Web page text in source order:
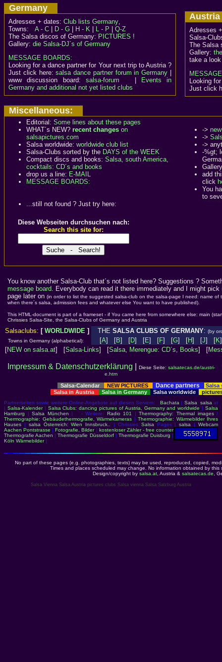
Germany
Adresses + dates: Club lists Germany,
Towns: A - C D - G H - K L - P
Q-Z
The Salsa discos of Germany: PICTURES !
Gallery: die Salsa-DJ´s of Germany
MESSAGE BOARDS:
Looking for a dance partner for Your next trip to Austria ?
Just click here:salsa dance partner forum in Germany
www discussion board: salsa-forum
Events in
Germany and additional not yet listed clubs
Adresses
Salsa-
The Salsa
Gallery:
take a
Looking
Just click
Miscellaneous:
Editorial: Some lines about these pages
WHAT´s NEW? recent changes on
salsapictures.com
Salsa worldwide: worldwide club list
Salsa-Clubs sorted by the DAYS of the WEEK
Compact discs and books: Salsa, south America,
cocktails: CD´s and books
drop us a line: E-MAIL
MESSAGE BOARDS:
...still not found ? Just try here:
->
->
->
-%gt;
add
click
You
to
Diese Webseiten durchsuchen nach:
Search this site for:
You know another Salsa-Club that´s not listed here? Suggestions ?
message board. Everybody can read it there immediately and I might
page later on (in order to list the suggested salsa-club on the salsa-page I need: name
when there´s salsa, admission fees and whatever else You want to have published).
This HTML-document is part of a frameset - if You came here from somewhere else: main
Chrissies Salsa-Site, the Salsa-Clubs of Germany and Austria
Salsaclubs: [ WORLDWIDE ] THE SALSA CLUBS OF GERMANY: (by
Towns in Germany (alphabetical):
[A] [B] [D] [E] [F] [G] [H] [J] [K
[NEW on salsa.at] [Salsa-Links] [Salsa, Merengue: CD´s, Books] [
Impressum & Datenschutzerklärung Diese Seite: salsatecas.de/austri-
e.htm
Salsa-Calendar NEW PICTURES Dance partners
Salsa
Salsa in Austria
Salsa in Germany Salsa worldwide
Partnerseiten sowie weitere Online-Angebote auf diesen Servern: Bachata | Salsa:salsa .at
| Salsa-Kalender| Salsa Clubs: dancing pictures of Austria, Germany and worldwide |Salsa
Hamburg |Salsa München | - Weitere: Radio 101 |Thermography: Thermal images/
Thermographie: Gebäudethermografie, Wärmekameras | Thermographie: Wärmebilder Ihres
Hauses | salsa Österreich: Wien Innsbruck.. | Chrissies Salsa Pages |salsa |Webcam
Aachen Pontstrasse |Fotografie, Bilder| kostenloser Zähler - free counter
Thermografie Aachen |Thermografie Düsseldorf| Thermografie Duisburg |
Köln Wärmebilder|
No part of these pages (e.g. photographies, texts) may be used, reproduced, copied,
Times and places scheduled may change. No information obtained by
Design/copyright by salsa.at, Austria & salsatecas.de ,
Salsa Vienna Salsa Austria pictures clubs Salsa vienna Salsa Salzburg Austria